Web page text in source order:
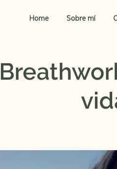
Home Sobre mí